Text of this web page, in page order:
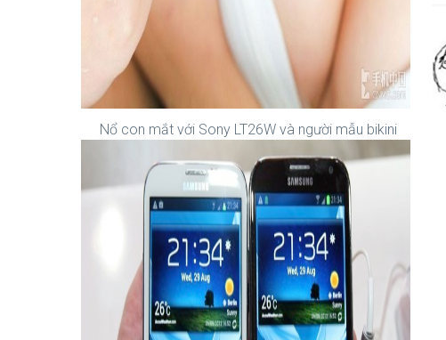
Nổ con mắt với Sony LT26W và người mẫu bikini